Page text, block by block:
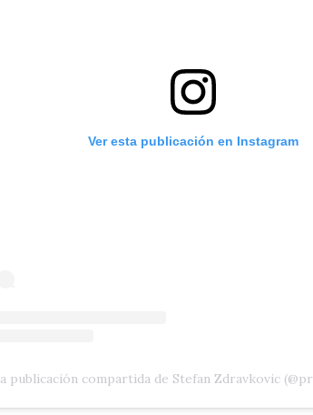
Ver esta publicación en Instagram
publicación compartida de Stefan Zdravkovic